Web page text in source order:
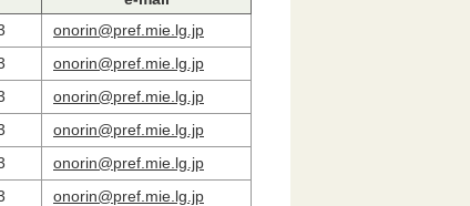
onorin@pref.mie.lg.jp
onorin@pref.mie.lg.jp
onorin@pref.mie.lg.jp
onorin@pref.mie.lg.jp
onorin@pref.mie.lg.jp
onorin@pref.mie.lg.jp